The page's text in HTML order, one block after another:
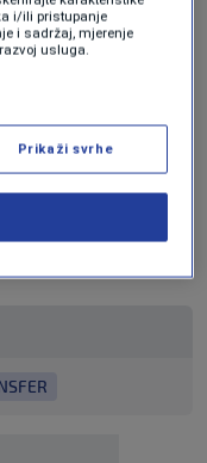
prvaka
promjene u
u timu.
pratiti
aplikacija za
i/ili pristupanje
i sadržaj, mjerenje
usluga.
Prikaži svrhe